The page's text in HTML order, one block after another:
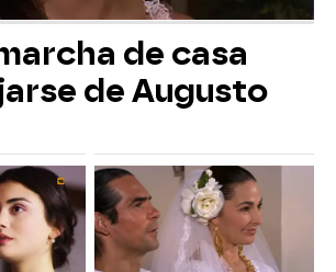
de casa
de Augusto